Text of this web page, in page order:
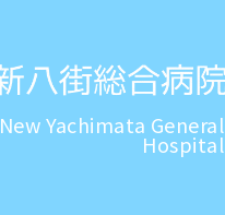
New Yachimata General
Hospital